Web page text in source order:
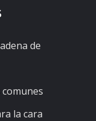
de
la cara